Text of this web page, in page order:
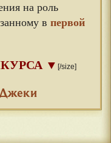
на роль
в первой
▼ [/size]
Джеки